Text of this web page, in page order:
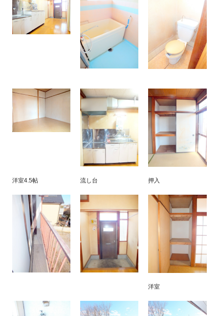
洋室4.5帖 流し台 押入
洋室